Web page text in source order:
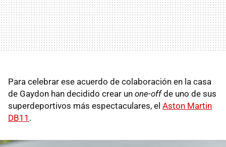
Para celebrar ese acuerdo de colaboración en la casa
de Gaydon han decidido crear un one-offde uno de sus
superdeportivos más espectaculares, el Aston Martin
DB11 .